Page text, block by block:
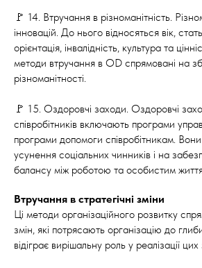
🚩 14. Втручання в різноманітність.
інновацій. До нього відносяться вік,
орієнтація, інвалідність, культура та
методи втручання в OD спрямовані на
різноманітності.
🚩 15. Оздоровчі заходи. Оздоровчі
співробітників включають програми
програми допомоги співробітникам.
усунення соціальних чинників і на
балансу між роботою та особистим
Втручання в стратегічні зміни
Ці методи організаційного розвитку
змін, які потрясають організацію до
відіграє вирішальну роль у реалізації цих